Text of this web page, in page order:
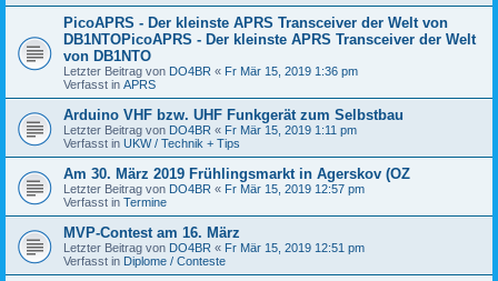
PicoAPRS - Der kleinste APRS Transceiver der Welt von
DB1NTOPicoAPRS - Der kleinste APRS Transceiver der Welt
von DB1NTO
Letzter Beitrag von DO4BR « Fr Mär 15, 2019 1:36 pm
Verfasst in APRS
Arduino VHF bzw. UHF Funkgerät zum Selbstbau
Letzter Beitrag von DO4BR « Fr Mär 15, 2019 1:11 pm
Verfasst in UKW / Technik + Tips
Am 30. März 2019 Frühlingsmarkt in Agerskov (OZ
Letzter Beitrag von DO4BR « Fr Mär 15, 2019 12:57 pm
Verfasst in Termine
MVP-Contest am 16. März
Letzter Beitrag von DO4BR « Fr Mär 15, 2019 12:51 pm
Verfasst in Diplome / Conteste